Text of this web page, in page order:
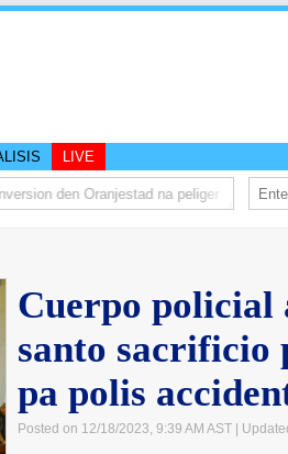
LIVE
den Oranjestad na peliger
Cuerpo policial
santo sacrificio
pa polis
Posted on 12/18/2023, 9:39 AM AST |